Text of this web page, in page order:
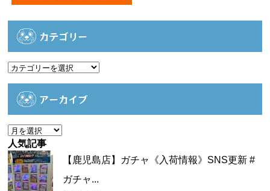
カテゴリー
カ
アーカイブ
ア
ー
カ
イ
ブ
人気記事
【鹿児島店】ガチャ《入荷情報》SNS更新 #
ガチャ...